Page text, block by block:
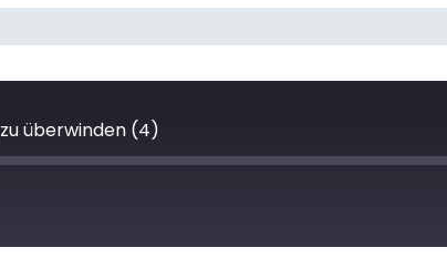
überwinden (4)